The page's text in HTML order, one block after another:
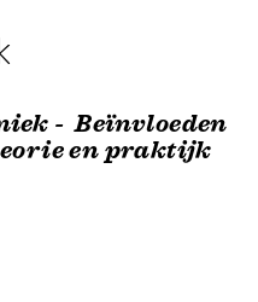
- Beïnvloeden
en praktijk